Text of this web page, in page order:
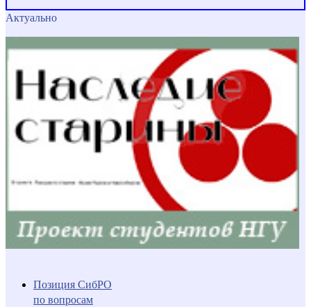
Актуально
Позиция СибРО
по вопросам